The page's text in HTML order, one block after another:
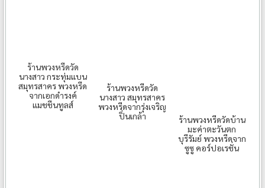
ร้านพวงหรีดวัด
นางสาว กระทุ่มแบน
สมุทรสาคร พวงหรีด
จากเอกดำรงค์
แมชชีนทูลส์
ร้านพวงหรีดวัด
นางสาว สมุทรสาคร
พวงหรีดจากรุ่งเจริญ
ปิ่นเกล้า
ร้านพวงหรีดวัดบ้าน
มะค่าตะวันตก
บุรีรัมย์ พวงหรีดจาก
ซูซู คอร์ปอเรชั่น